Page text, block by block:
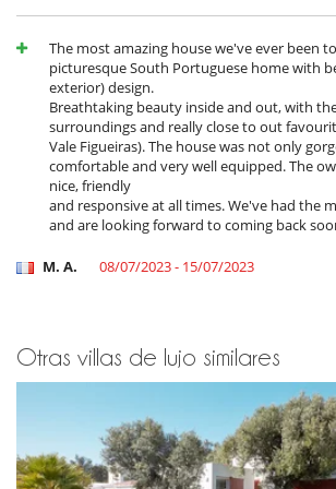
The most amazing house we've ever been
picturesque South Portuguese home with
exterior) design.
Breathtaking beauty inside and out, with
surroundings and really close to out
Vale Figueiras). The house was not only
comfortable and very well equipped. The
nice, friendly
and responsive at all times. We've had the
and are looking forward to coming back
M. A. 08/07/2023 - 15/07/2023
Otras villas de lujo similares